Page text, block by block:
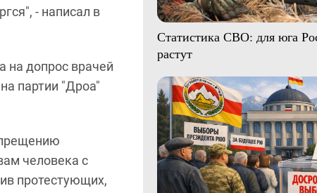
- написал в
на допрос врачей
партии "Дроа"
человека с
протестующих,
Статистика СВО: для юга
растут